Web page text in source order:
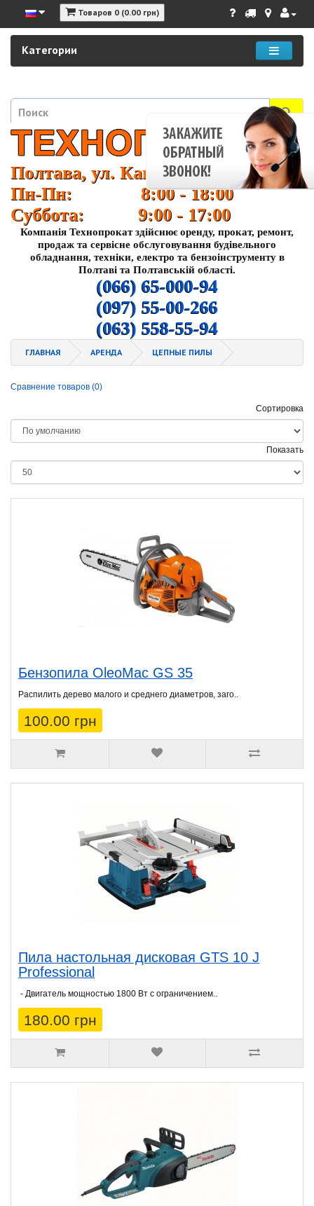
Товаров 0 (0.00 грн)
Категории
Полтава, ул. Кагамлыка 37
Пн-Пн: 8:00 - 18:00
Суббота: 9:00 - 17:00
Компанія Технопрокат здійснює оренду, прокат, ремонт,
продаж та сервісне обслуговування будівельного
обладнання, техніки, електро та бензоінструменту в
Полтаві та Полтавській області.
(066) 65-000-94
(097) 55-00-266
(063) 558-55-94
ГЛАВНАЯ АРЕНДА ЦЕПНЫЕ ПИЛЫ
Сравнение товаров (0)
Сортировка
Показать
Бензопила OleoMac GS 35
Распилить дерево малого и среднего диаметров, заго..
100.00 грн
Пила настольная дисковая GTS 10 J
Professional
- Двигатель мощностью 1800 Вт с ограничением..
180.00 грн